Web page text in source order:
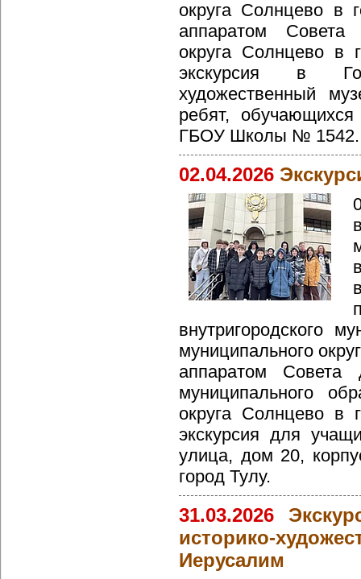
округа Солнцево в
аппаратом Совета
округа Солнцево в
экскурсия в
художественный
ребят,
ГБОУ Школы № 1542.
02.04.2026
внутригородского
муниципального
аппаратом Совета
муниципального
округа Солнцево в
экскурсия для
улица, дом 20,
город Тулу.
31.03.2026
историко-
Иерусалим